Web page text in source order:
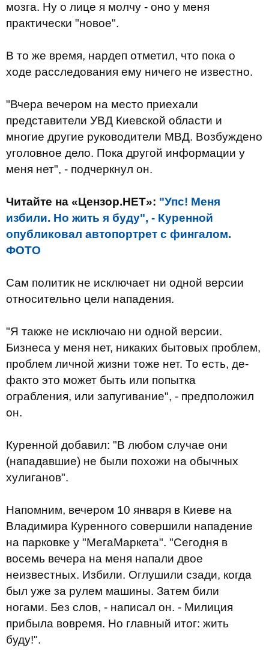
мозга. Ну о лице я молчу - оно у меня
практически "новое".
В то же время, нардеп отметил, что пока о
ходе расследования ему ничего не известно.
"Вчера вечером на место приехали
представители УВД Киевской области и
многие другие руководители МВД. Возбуждено
уголовное дело. Пока другой информации у
меня нет", - подчеркнул он.
Читайте на «Цензор.НЕТ»: "Упс! Меня
избили. Но жить я буду", - Куренной
опубликовал автопортрет с фингалом.
ФОТО
Сам политик не исключает ни одной версии
относительно цели нападения.
"Я также не исключаю ни одной версии.
Бизнеса у меня нет, никаких бытовых проблем,
проблем личной жизни тоже нет. То есть, де-
факто это может быть или попытка
ограбления, или запугивание", - предположил
он.
Куренной добавил: "В любом случае они
(нападавшие) не были похожи на обычных
хулиганов".
Напомним, вечером 10 января в Киеве на
Владимира Куренного совершили нападение
на парковке у "МегаМаркета". "Сегодня в
восемь вечера на меня напали двое
неизвестных. Избили. Оглушили сзади, когда
был уже за рулем машины. Затем били
ногами. Без слов, - написал он. - Милиция
прибыла вовремя. Но главный итог: жить
буду!".